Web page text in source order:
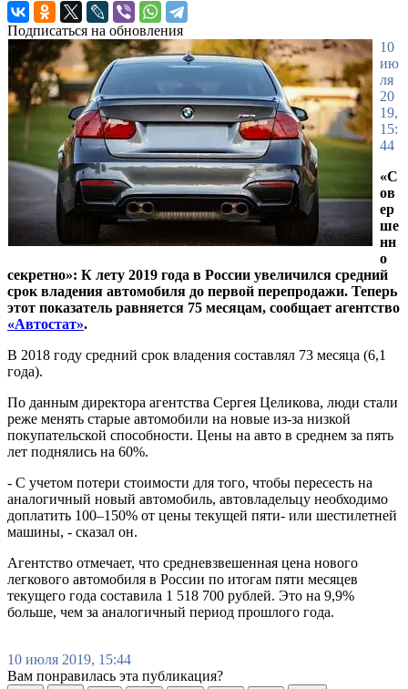
Подписаться на обновления
10
ию
ля
20
19,
15:
44
«С
ов
ер
ше
нн
о
секретно»: К лету 2019 года в России увеличился средний
срок владения автомобиля до первой перепродажи. Теперь
этот показатель равняется 75 месяцам, сообщает агентство
«Автостат».
В 2018 году средний срок владения составлял 73 месяца (6,1
года).
По данным директора агентства Сергея Целикова, люди стали
реже менять старые автомобили на новые из-за низкой
покупательской способности. Цены на авто в среднем за пять
лет поднялись на 60%.
- С учетом потери стоимости для того, чтобы пересесть на
аналогичный новый автомобиль, автовладельцу необходимо
доплатить 100–150% от цены текущей пяти- или шестилетней
машины, - сказал он.
Агентство отмечает, что средневзвешенная цена нового
легкового автомобиля в России по итогам пяти месяцев
текущего года составила 1 518 700 рублей. Это на 9,9%
больше, чем за аналогичный период прошлого года.
10 июля 2019, 15:44
Вам понравилась эта публикация?